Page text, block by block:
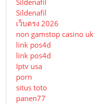
Sildenafil
เว็บตรง 2026
non gamstop casino uk
link pos4d
link pos4d
Iptv usa
porn
situs toto
panen77